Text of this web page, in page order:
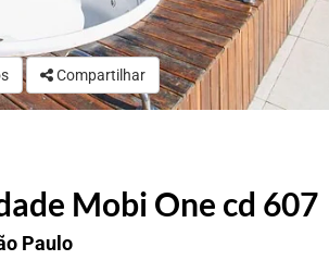
Compartilhar
Mobi One cd 607
Paulo